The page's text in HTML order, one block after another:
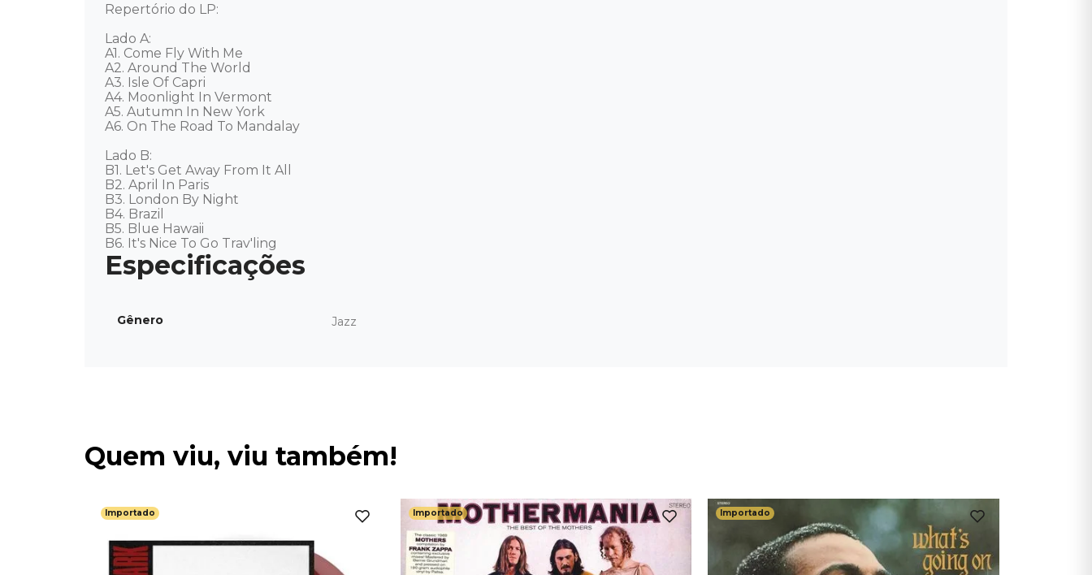
Repertório do LP:
Lado A:
A1. Come Fly With Me
A2. Around The World
A3. Isle Of Capri
A4. Moonlight In Vermont
A5. Autumn In New York
A6. On The Road To Mandalay
Lado B:
B1. Let's Get Away From It All
B2. April In Paris
B3. London By Night
B4. Brazil
B5. Blue Hawaii
B6. It's Nice To Go Trav'ling
Gênero Jazz
Quem viu, viu também!
Importado Importado Importado